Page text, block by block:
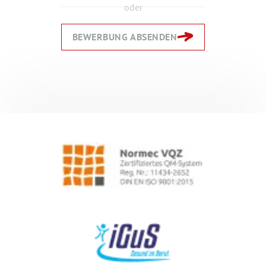
oder
BEWERBUNG ABSENDEN